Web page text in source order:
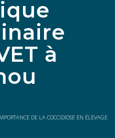
à
DE LA COCCIDIOSE EN ÉLEVAGE